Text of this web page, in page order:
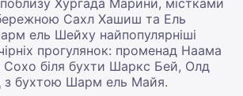
Сахл Хашиш та Ель
ель Шейху найпопулярніші
прогулянок: променад Наама
біля бухти Шаркс Бей, Олд
з бухтою Шарм ель Майя.